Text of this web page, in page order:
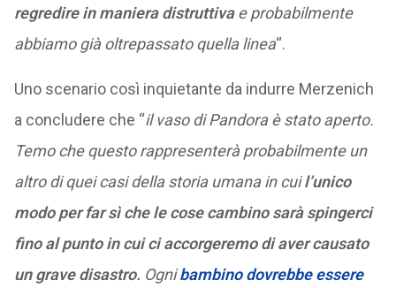
regredire in maniera distruttivae probabilmente
abbiamo già oltrepassato quella linea“.
Uno scenario così inquietante da indurre Merzenich
a concludere che “il vaso di Pandora è stato aperto.
Temo che questo rappresenterà probabilmente un
altro di quei casi della storia umana in cuil’unico
modo per far sì che le cose cambino sarà spingerci
fino al punto in cui ci accorgeremo di aver causato
un grave disastro. Ognibambino dovrebbe essere